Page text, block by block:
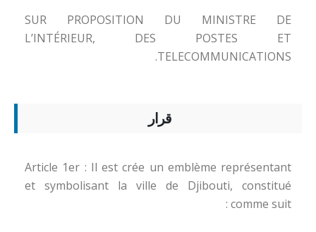
SUR PROPOSITION DU MINISTRE DE
L’INTÉRIEUR, DES POSTES ET
TELECOMMUNICATIONS.
قرار
Article 1er : Il est crée un emblème représentant
et symbolisant la ville de Djibouti, constitué
comme suit :